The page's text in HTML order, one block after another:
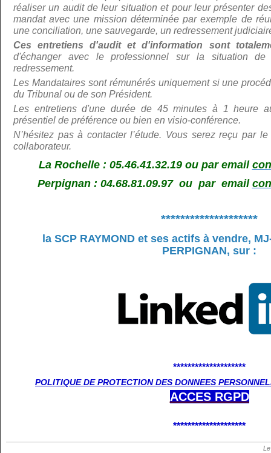
réaliser un audit de leur situation et pour leur présenter
mandat avec une mission déterminée par exemple de
une conciliation, une sauvegarde, un redressement
Ces entretiens d'audit et d'information sont
d'échanger avec le professionnel sur la situation
redressement.
Les Mandataires sont rémunérés uniquement si une
du Tribunal ou de son Président.
Les entretiens d'une durée de 45 minutes à 1 heure
présentiel de préférence ou bien en visio-conférence.
N’hésitez pas à contacter l’étude. Vous serez reçu par
collaborateur.
La Rochelle : 05.46.41.32.19 ou par email
Perpignan : 04.68.81.09.97 ou par email
********************
la SCP RAYMOND et ses actifs à vendre,
PERPIGNAN, sur :
********************
POLITIQUE DE PROTECTION DES DONNEES
ACCESRGPD
********************